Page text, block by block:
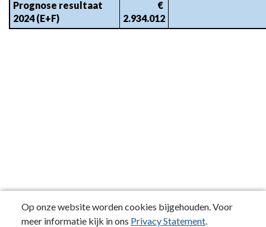
Prognose resultaat
2024 (E+F)
2.934.012
Op onze website worden cookies bijgehouden. Voor
meer informatie kijk in ons Privacy Statement.